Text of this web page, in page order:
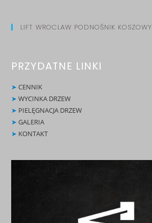
LIFT WROCLAW PODNOŚNIK KOSZOWY
PRZYDATNE LINKI
➤CENNIK
➤WYCINKA DRZEW
➤ PIELĘGNACJA DRZEW
➤GALERIA
➤ KONTAKT